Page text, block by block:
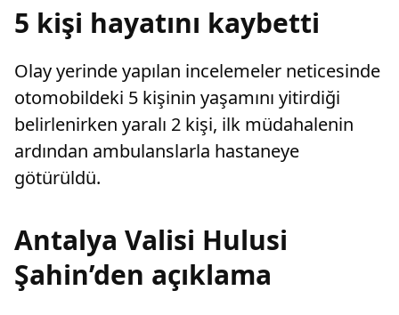
5 kişi hayatını kaybetti
Olay yerinde yapılan incelemeler neticesinde
otomobildeki 5 kişinin yaşamını yitirdiği
belirlenirken yaralı 2 kişi, ilk müdahalenin
ardından ambulanslarla hastaneye
götürüldü.
Antalya Valisi Hulusi
Şahin’den açıklama